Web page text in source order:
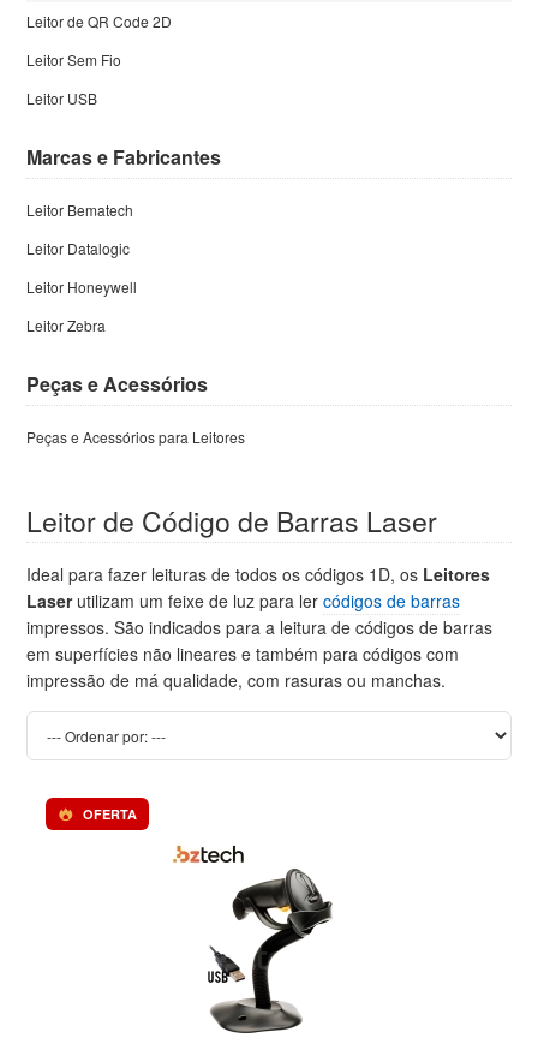
Leitor de QR Code 2D
Leitor Sem Fio
Leitor USB
Marcas e Fabricantes
Leitor Bematech
Leitor Datalogic
Leitor Honeywell
Leitor Zebra
Peças e Acessórios
Peças e Acessórios para Leitores
Leitor de Código de Barras Laser
Ideal para fazer leituras de todos os códigos 1D, os Leitores
Laserutilizam um feixe de luz para lercódigos de barras
impressos. São indicados para a leitura de códigos de barras
em superfícies não lineares e também para códigos com
impressão de má qualidade, com rasuras ou manchas.
OFERTA